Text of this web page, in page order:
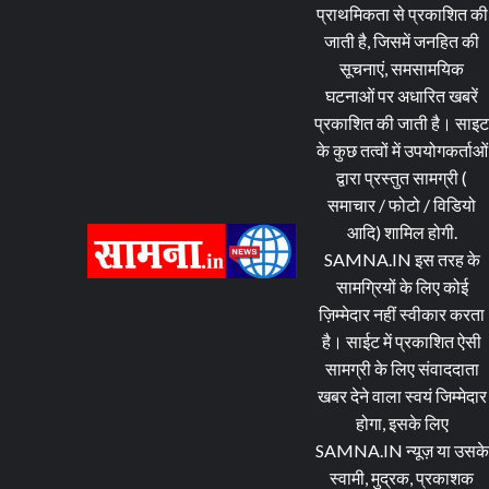
प्राथमिकता से प्रकाशित की
जाती है, जिसमें जनहित की
सूचनाएं, समसामयिक
घटनाओं पर अधारित खबरें
प्रकाशित की जाती है। साइट
के कुछ तत्वों में उपयोगकर्ताओं
द्वारा प्रस्तुत सामग्री (
समाचार / फोटो / विडियो
आदि) शामिल होगी.
SAMNA.IN इस तरह के
सामग्रियों के लिए कोई
ज़िम्मेदार नहीं स्वीकार करता
है। साईट में प्रकाशित ऐसी
सामग्री के लिए संवाददाता
खबर देने वाला स्वयं जिम्मेदार
होगा, इसके लिए
SAMNA.IN न्यूज़ या उसके
स्वामी, मुद्रक, प्रकाशक